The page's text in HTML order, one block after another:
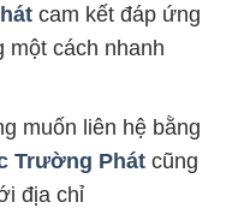
cam kết đáp ứng
một cách nhanh
muốn liên hệ bằng
Trường Phát cũng
địa chỉ